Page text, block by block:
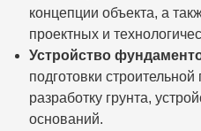
концепции объекта, а
проектных и
Устройство
подготовки
разработку грунта,
оснований.